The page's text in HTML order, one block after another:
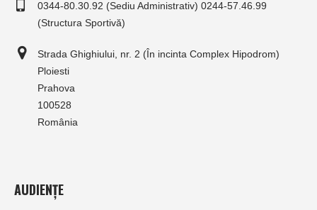
0344-80.30.92 (Sediu Administrativ) 0244-57.46.99
(Structura Sportivă)
Strada Ghighiului, nr. 2 (În incinta Complex Hipodrom)
Ploiesti
Prahova
100528
România
AUDIENȚE